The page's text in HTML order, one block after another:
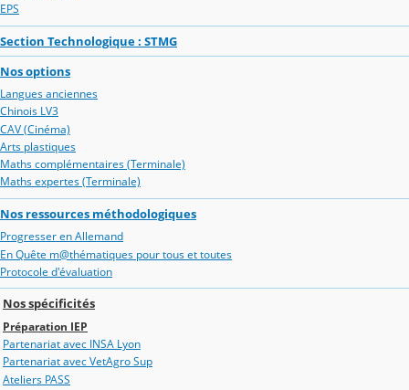
EPS
Section Technologique : STMG
Nos options
Langues anciennes
Chinois LV3
CAV (Cinéma)
Arts plastiques
Maths complémentaires (Terminale)
Maths expertes (Terminale)
Nos ressources méthodologiques
Progresser en Allemand
En Quête m@thématiques pour tous et toutes
Protocole d'évaluation
Nos spécificités
Préparation IEP
Partenariat avec INSA Lyon
Partenariat avec VetAgro Sup
Ateliers PASS